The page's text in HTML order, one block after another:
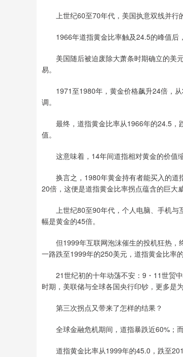
上世纪60至70年代，美国执意双线并行
1966年道指黄金比率触及24.5的峰值后
美国随后被迫废除大萧条时期确立的美元
易。
1971至1980年，黄金价格飙升24倍，从
调。
最终，道指黄金比率从1966年的24.5，
值。
这意味着，14年间道指相对黄金的价值缩
换言之，1980年黄金持有者能买入的道
20倍，这便是道指黄金比率拐点蕴含的巨大
上世纪80至90年代，个人电脑、手机与
幅是黄金的45倍。
但1999年互联网泡沫催生的投机狂热，
一路跌至1999年的250美元，道指黄金比率
21世纪初的十年动荡不安：9・11世贸中
时期，美联储与全球各国央行印钞，更多是
第三次拐点又带来了怎样的结果？
全球金融危机期间，道指暴跌近60%；而
道指黄金比率从1999年的45.0，跌至